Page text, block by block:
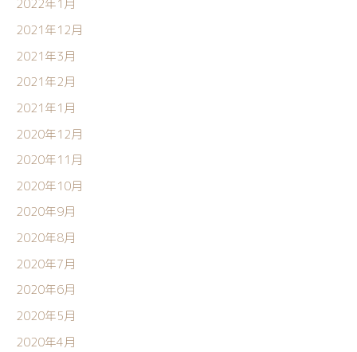
2022年1月
2021年12月
2021年3月
2021年2月
2021年1月
2020年12月
2020年11月
2020年10月
2020年9月
2020年8月
2020年7月
2020年6月
2020年5月
2020年4月